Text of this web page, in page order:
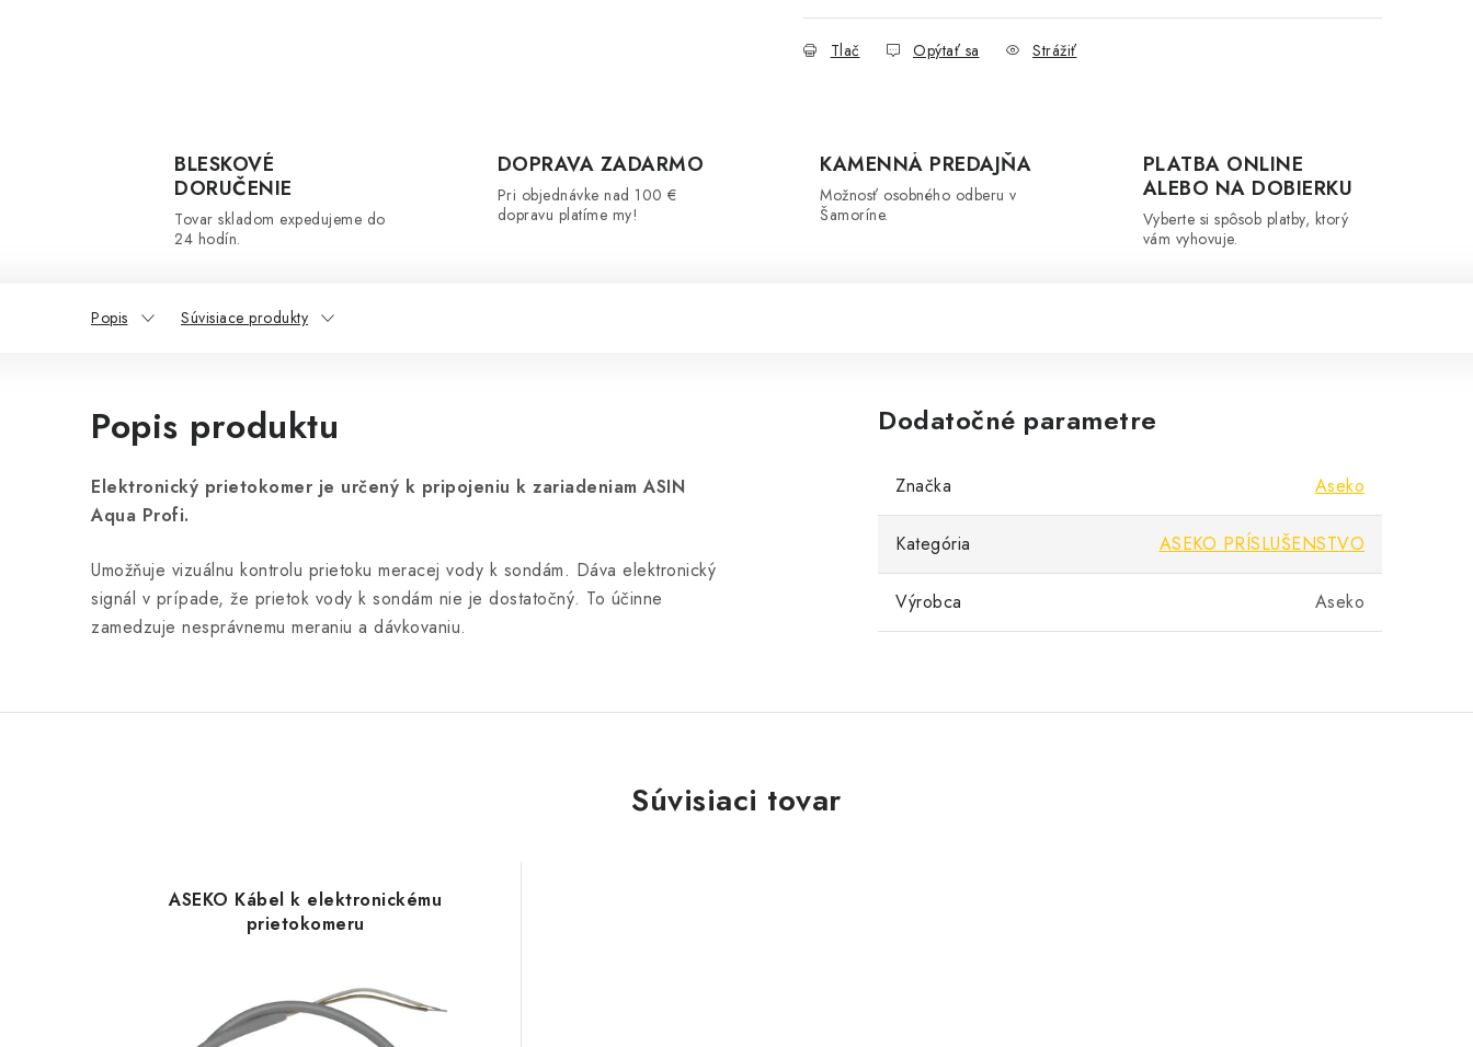
Tlač Opýtať sa Strážiť
BLESKOVÉ
DORUČENIE
Tovar skladom expedujeme do
24 hodín.
DOPRAVA ZADARMO
Pri objednávke nad 100 €
dopravu platíme my!
KAMENNÁ PREDAJŇA
Možnosť osobného odberu v
Šamoríne.
PLATBA ONLINE
ALEBO NA DOBIERKU
Vyberte si spôsob platby, ktorý
vám vyhovuje.
Popis Súvisiace produkty
Popis produktu
Elektronický prietokomer je určený k pripojeniu k zariadeniam ASIN
Aqua Profi.
Umožňuje vizuálnu kontrolu prietoku meracej vody k sondám. Dáva elektronický
signál v prípade, že prietok vody k sondám nie je dostatočný. To účinne
zamedzuje nesprávnemu meraniu a dávkovaniu.
Dodatočné parametre
Značka Aseko
Kategória ASEKO PRÍSLUŠENSTVO
Výrobca Aseko
Súvisiaci tovar
ASEKO Kábel k elektronickému
prietokomeru